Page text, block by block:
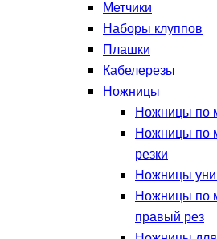
Метчики
Наборы клуппов
Плашки
Кабелерезы
Ножницы
Ножницы по
Ножницы по
резки
Ножницы
Ножницы по
правый рез